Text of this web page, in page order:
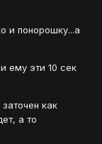
и понорошку...а
ему эти 10 сек
как
а то